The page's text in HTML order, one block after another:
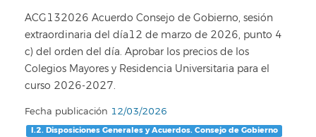
ACG132026 Acuerdo Consejo de Gobierno, sesión
extraordinaria del día12 de marzo de 2026, punto 4
c) del orden del día. Aprobar los precios de los
Colegios Mayores y Residencia Universitaria para el
curso 2026-2027.
Fecha publicación 12/03/2026
I.2. Disposiciones Generales y Acuerdos. Consejo de Gobierno